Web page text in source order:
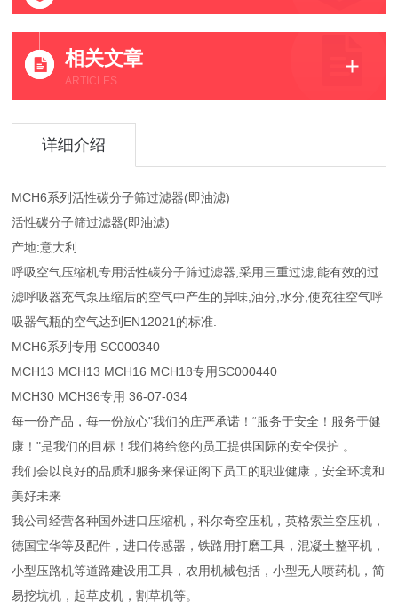
相关文章
ARTICLES
详细介绍
MCH6系列活性碳分子筛过滤器(即油滤)
活性碳分子筛过滤器(即油滤)
产地:意大利
呼吸空气压缩机专用活性碳分子筛过滤器,采用三重过滤,能有效的过
滤呼吸器充气泵压缩后的空气中产生的异味,油分,水分,使充往空气呼
吸器气瓶的空气达到EN12021的标准.
MCH6系列专用 SC000340
MCH13 MCH13 MCH16 MCH18专用SC000440
MCH30 MCH36专用 36-07-034
每一份产品，每一份放心"我们的庄严承诺！“服务于安全！服务于健
康！"是我们的目标！我们将给您的员工提供国际的安全保护 。
我们会以良好的品质和服务来保证阁下员工的职业健康，安全环境和
美好未来
我公司经营各种国外进口压缩机，科尔奇空压机，英格索兰空压机，
德国宝华等及配件，进口传感器，铁路用打磨工具，混凝土整平机，
小型压路机等道路建设用工具，农用机械包括，小型无人喷药机，简
易挖坑机，起草皮机，割草机等。